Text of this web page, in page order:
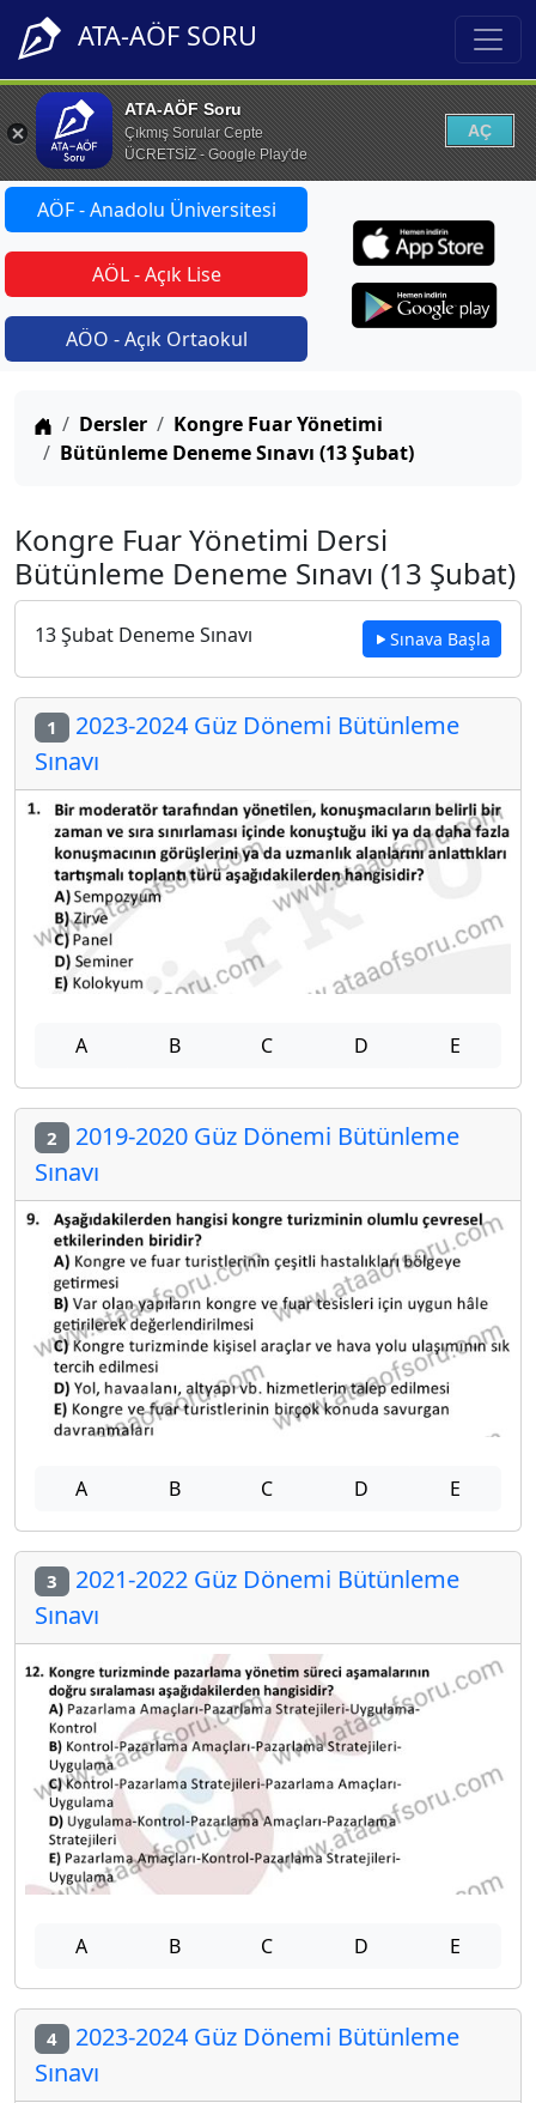
ATA-AÖF SORU
ATA-AÖF Soru
Çıkmış Sorular Cepte
ÜCRETSİZ - Google Play'de
AÇ
AÖF - Anadolu Üniversitesi
AÖL - Açık Lise
AÖO - Açık Ortaokul
Anasayfa
Dersler
Kongre Fuar Yönetimi
Bütünleme Deneme Sınavı (13 Şubat)
Kongre Fuar Yönetimi Dersi
Bütünleme Deneme Sınavı (13 Şubat)
13 Şubat Deneme Sınavı Sınava Başla
1 2023-2024 Güz Dönemi Bütünleme
Sınavı
A B C D E
2 2019-2020 Güz Dönemi Bütünleme
Sınavı
A B C D E
3 2021-2022 Güz Dönemi Bütünleme
Sınavı
A B C D E
4 2023-2024 Güz Dönemi Bütünleme
Sınavı